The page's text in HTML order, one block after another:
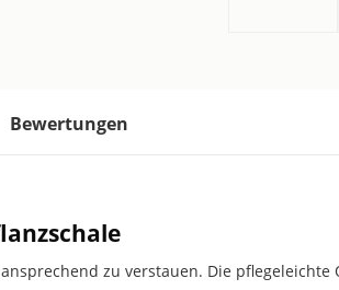
Bewertungen
zu verstauen. Die